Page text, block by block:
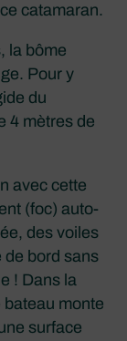
catamaran.
la bôme
Pour y
du
4 mètres de
avec cette
(foc) auto-
des voiles
bord sans
! Dans la
monte
surface